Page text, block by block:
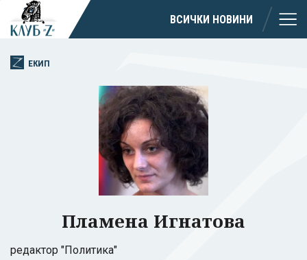
ВСИЧКИ НОВИНИ
ЕКИП
Пламена Игнатова
редактор "Политика"